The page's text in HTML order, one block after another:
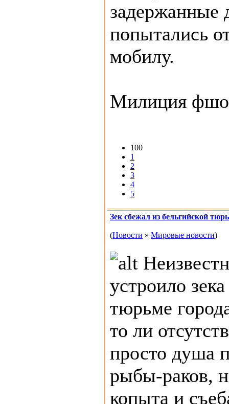
задержанные
попытались
мобилу.
Милиция
100
1
2
3
4
5
Зек сбежал из бельгийской
(Новости » Мировые новости)
устроило
тюрьме
то ли
просто душа
рыбы-раков,
копыта и